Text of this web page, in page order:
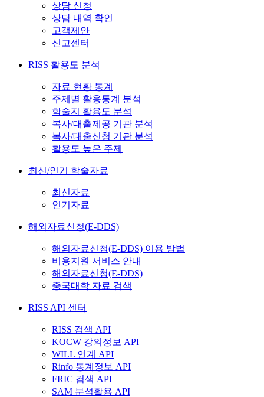
상담 신청
상담 내역 확인
고객제안
신고센터
RISS 활용도 분석
자료 현황 통계
주제별 활용통계 분석
학술지 활용도 분석
복사/대출제공 기관 분석
복사/대출신청 기관 분석
활용도 높은 주제
최신/인기 학술자료
최신자료
인기자료
해외자료신청(E-DDS)
해외자료신청(E-DDS) 이용 방법
비용지원 서비스 안내
해외자료신청(E-DDS)
중국대학 자료 검색
RISS API 센터
RISS 검색 API
KOCW 강의정보 API
WILL 연계 API
Rinfo 통계정보 API
FRIC 검색 API
SAM 분석활용 API